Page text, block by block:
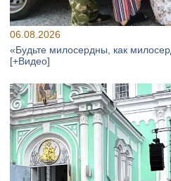
06.08.2026
«Будьте милосердны, как
[+Видео]